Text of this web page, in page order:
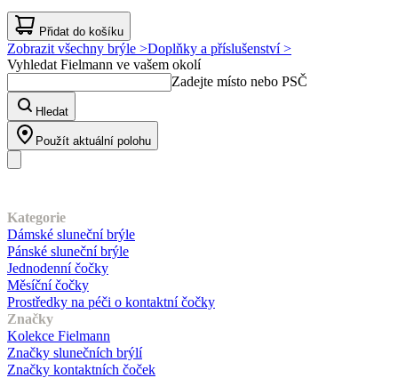
Přidat do košíku
Zobrazit všechny brýle >Doplňky a příslušenství >
Vyhledat Fielmann ve vašem okolí
Zadejte místo nebo PSČ
Hledat
Použít aktuální polohu
Kategorie
Dámské sluneční brýle
Pánské sluneční brýle
Jednodenní čočky
Měsíční čočky
Prostředky na péči o kontaktní čočky
Značky
Kolekce Fielmann
Značky slunečních brýlí
Značky kontaktních čoček